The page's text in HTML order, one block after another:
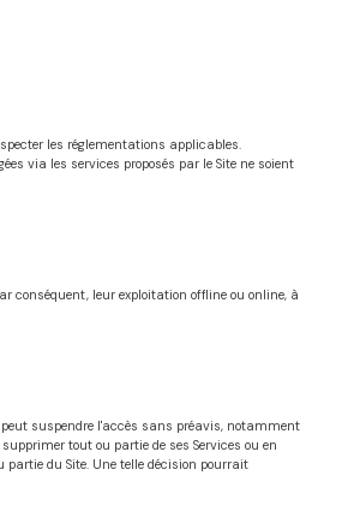
les réglementations applicables.
via les services proposés par le Site ne soient
conséquent, leur exploitation offline ou online, à
peut suspendre l'accès sans préavis, notamment
tout ou partie de ses Services ou en
du Site. Une telle décision pourrait